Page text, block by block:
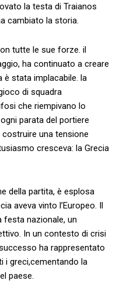
‌la ‌testa di​ Traianos
cambiato la ⁢storia.
tutte le sue forze. il
ha⁢ continuato a ‍creare⁣
è ‌stata⁤ implacabile. la
di squadra
che ⁣riempivano lo
parata del portiere
una tensione
cresceva: la Grecia
della partita, ‌è esplosa
⁢aveva vinto l’Europeo. Il‍
nazionale, ⁤un
In un ‍contesto di crisi
ha rappresentato
​i greci,cementando la
paese.